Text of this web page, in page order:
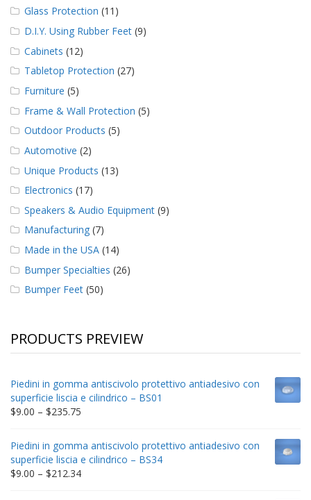
Glass Protection (11)
D.I.Y. Using Rubber Feet (9)
Cabinets (12)
Tabletop Protection (27)
Furniture (5)
Frame & Wall Protection (5)
Outdoor Products (5)
Automotive (2)
Unique Products (13)
Electronics (17)
Speakers & Audio Equipment (9)
Manufacturing (7)
Made in the USA (14)
Bumper Specialties (26)
Bumper Feet (50)
PRODUCTS PREVIEW
Piedini in gomma antiscivolo protettivo antiadesivo con
superficie liscia e cilindrico – BS01
$9.00 – $235.75
through
$235.75
Piedini in gomma antiscivolo protettivo antiadesivo con
superficie liscia e cilindrico – BS34
$9.00 – $212.34Price